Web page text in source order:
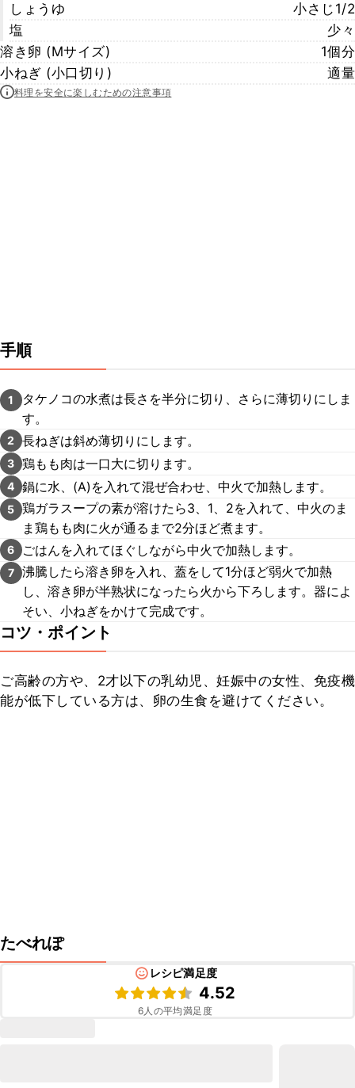
しょうゆ
小さじ1/2
塩
少々
溶き卵 (Mサイズ)
1個分
小ねぎ (小口切り)
適量
料理を安全に楽しむための注意事項
手順
1
タケノコの水煮は長さを半分に切り、さらに薄切りにしま
す。
2 長ねぎは斜め薄切りにします。
3 鶏もも肉は一口大に切ります。
4 鍋に水、(A)を入れて混ぜ合わせ、中火で加熱します。
5 鶏ガラスープの素が溶けたら3、1、2を入れて、中火のま
ま鶏もも肉に火が通るまで2分ほど煮ます。
6 ごはんを入れてほぐしながら中火で加熱します。
7 沸騰したら溶き卵を入れ、蓋をして1分ほど弱火で加熱
し、溶き卵が半熟状になったら火から下ろします。器によ
そい、小ねぎをかけて完成です。
コツ・ポイント
ご高齢の方や、2才以下の乳幼児、妊娠中の女性、免疫機
能が低下している方は、卵の生食を避けてください。
たべれぽ
レシピ満足度
4.52
6人の平均満足度